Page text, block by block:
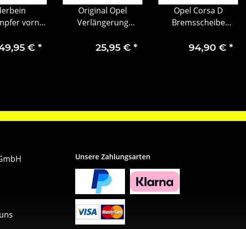
vorne
€ *
Original Opel
Verlängerung
Corsa D 13269822
25,95 € *
Opel Corsa D
Bremsscheibe
Bremsensatz vorne
94,90 € *
Unsere Zahlungsarten